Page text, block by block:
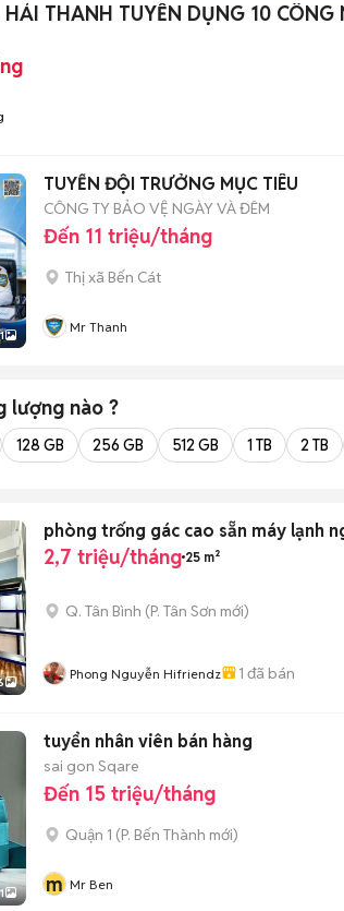
THANH TUYỂN DỤNG 10 CÔNG
1
TUYỂN ĐỘI TRƯỞNG MỤC TIÊU
CÔNG TY BẢO VỆ NGÀY VÀ ĐÊM
Đến 11 triệu/tháng
Thị xã Bến Cát
Mr Thanh
lượng nào ?
128 GB 256 GB 512 GB 1 TB 2 TB
phòng trống gác cao sẵn máy lạnh
2,7 triệu/tháng 25 m²
Q. Tân Bình (P. Tân Sơn mới)
Phong Nguyễn Hifriendz 1 đã bán
1
tuyển nhân viên bán hàng
sai gon Sqare
Đến 15 triệu/tháng
Quận 1 (P. Bến Thành mới)
m Mr Ben